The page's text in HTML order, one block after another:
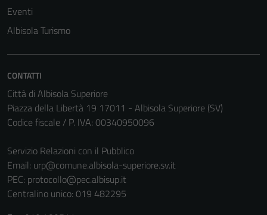
Eventi
Albisola Turismo
CONTATTI
Città di Albisola Superiore
Piazza della Libertà 19 17011 - Albisola Superiore (SV)
Codice fiscale / P. IVA: 00340950096
Servizio Relazioni con il Pubblico
Email: urp@comune.albisola-superiore.sv.it
PEC: protocollo@pec.albisup.it
Centralino unico: 019 482295
Tecnici
funzionamento
del sito e non
disabilitati.